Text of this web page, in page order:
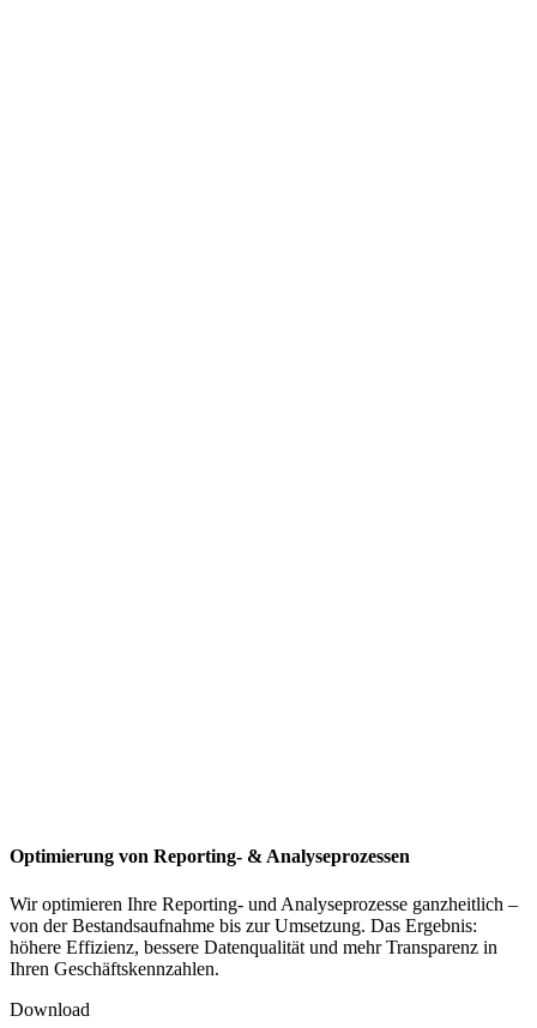
Optimierung von Reporting- & Analyseprozessen
Wir optimieren Ihre Reporting- und Analyseprozesse ganzheitlich –
von der Bestandsaufnahme bis zur Umsetzung. Das Ergebnis:
höhere Effizienz, bessere Datenqualität und mehr Transparenz in
Ihren Geschäftskennzahlen.
Download